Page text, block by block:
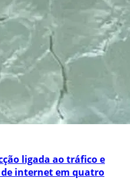
ligada ao tráfico e
internet em quatro